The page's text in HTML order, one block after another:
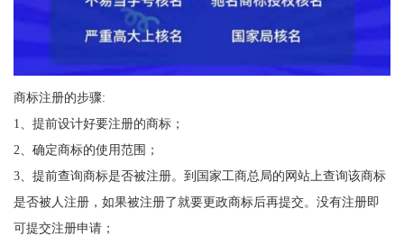
商标注册的步骤:
1、提前设计好要注册的商标；
2、确定商标的使用范围；
3、提前查询商标是否被注册。到国家工商总局的网站上查询该商标
是否被人注册，如果被注册了就要更政商标后再提交。没有注册即
可提交注册申请；